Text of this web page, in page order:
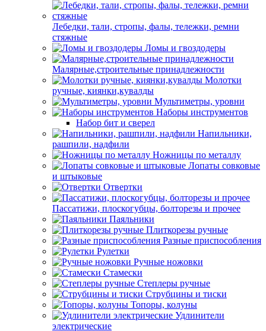
Лебедки, тали, стропы, фалы, тележки, ремни
стяжные
Ломы и гвоздодеры
Малярные,строительные принадлежности
Молотки
ручные, киянки,кувалды
Мультиметры, уровни
Наборы инструментов
Набор бит и сверел
Напильники,
рашпили, надфили
Ножницы по металлу
Лопаты совковые
и штыковые
Отвертки
Пассатижи, плоскогубцы, болторезы и прочее
Паяльники
Плиткорезы ручные
Разные приспособления
Рулетки
Ручные ножовки
Стамески
Степлеры ручные
Струбцины и тиски
Топоры, колуны
Удлинители
электрические